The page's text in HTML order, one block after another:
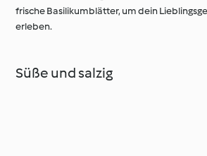
frische Basilikumblätter, um dein
erleben.
Süße und salzig